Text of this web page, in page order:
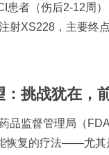
患者（伤后2-12周
射XS228，主要终
挑战犹在，
品监督管理局（
恢复的疗法——尤其